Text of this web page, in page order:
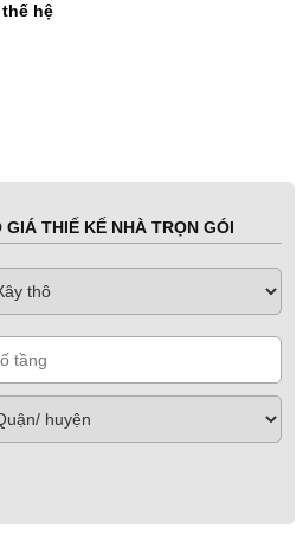
hệ
THIẾ KẾ NHÀ TRỌN GÓI